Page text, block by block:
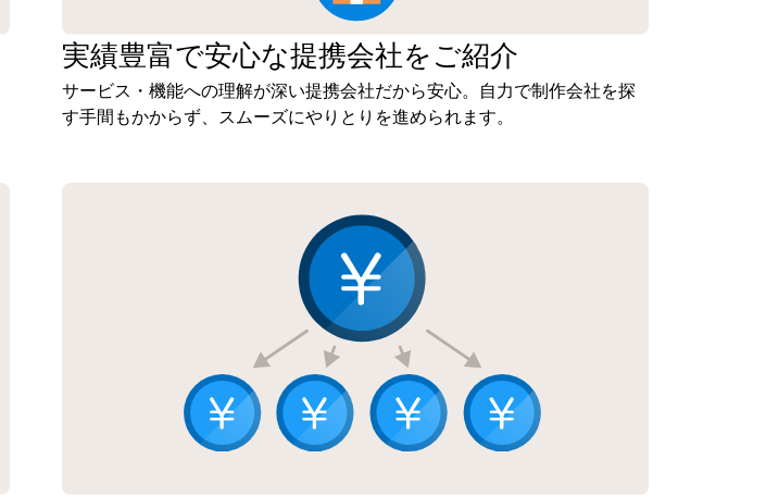
実績豊富で安心な提携会社を ご紹介
サービス・機能への理解が深い提携会社だから安心。自力で制作会社を探
す手間もかからず、スムーズにやりとりを進められます。